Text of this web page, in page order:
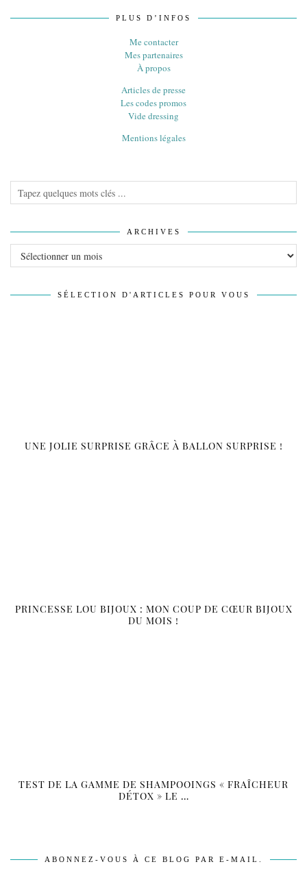
PLUS D’INFOS
Me contacter
Mes partenaires
À propos
Articles de presse
Les codes promos
Vide dressing
Mentions légales
ARCHIVES
SÉLECTION D'ARTICLES POUR VOUS
UNE JOLIE SURPRISE GRÂCE À BALLON SURPRISE !
PRINCESSE LOU BIJOUX : MON COUP DE CŒUR BIJOUX
DU MOIS !
TEST DE LA GAMME DE SHAMPOOINGS « FRAÎCHEUR
DÉTOX » LE …
ABONNEZ-VOUS À CE BLOG PAR E-MAIL.